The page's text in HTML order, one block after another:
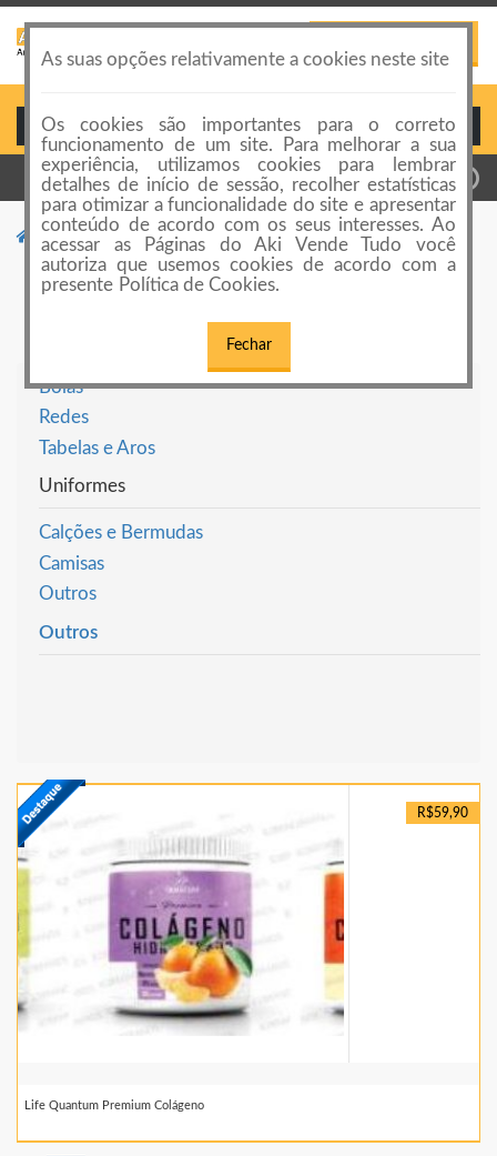
navigation
Login ou Cadastro
Categorias de anúncios Basquete
Basquete
Bolas
Redes
Tabelas e Aros
Uniformes
Calções e Bermudas
Camisas
Outros
Outros
R$59,90
Life Quantum Premium Colágeno
As suas opções relativamente a cookies neste site
Os cookies são importantes para o correto
funcionamento de um site. Para melhorar a sua
experiência, utilizamos cookies para lembrar
detalhes de início de sessão, recolher estatísticas
para otimizar a funcionalidade do site e apresentar
conteúdo de acordo com os seus interesses. Ao
acessar as Páginas do Aki Vende Tudo você
autoriza que usemos cookies de acordo com a
presente Política de Cookies.
Fechar